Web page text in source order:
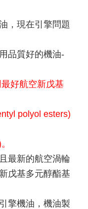
，現在引擎問題
品質好的機油-
好航空新戊基
polyol esters)
最新的航空渦輪
戊基多元醇酯基
擎機油，機油製